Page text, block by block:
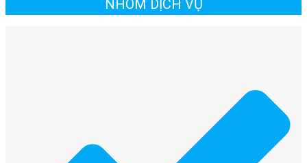
NHÓM DỊCH VỤ